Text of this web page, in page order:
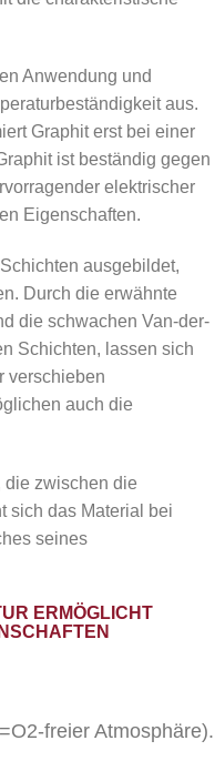
Anwendung und
aus.
Graphit erst bei einer
ist beständig gegen
elektrischer
Eigenschaften.
ausgebildet,
Durch die erwähnte
die schwachen Van-der-
Schichten, lassen sich
verschieben
auch die
die zwischen die
sich das Material bei
seines
ERMÖGLICHT
freier Atmosphäre).